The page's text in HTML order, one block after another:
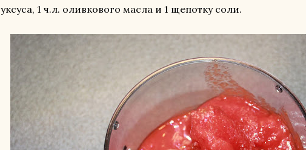
уксуса, 1 ч.л. оливкового масла и 1 щепотку соли.